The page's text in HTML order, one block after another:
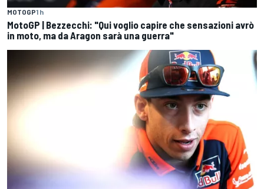
MOTOGP1 h
MotoGP | Bezzecchi: "Qui voglio capire che sensazioni avrò
in moto, ma da Aragon sarà una guerra"